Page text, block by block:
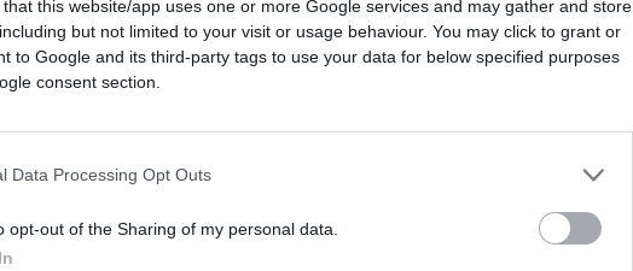
that this website/app uses one or more Google services and may gather and store
but not limited to your visit or usage behaviour. You may click to grant or
to Google and its third-party tags to use your data for below specified purposes
consent section.
Data Processing Opt Outs
opt-out of the Sharing of my personal data.
Martin Griffiths, sotto segretario
degli aiuti d’emergenza,
con assoluta urgenza.
in grado di intervenire in molte aree del
giorno che arrivino soccorsi dal Chad
confina, e ha permesso l’atterraggio